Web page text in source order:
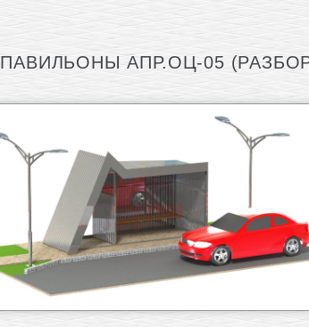
АПР.ОЦ-05